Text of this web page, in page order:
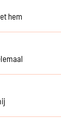
hem